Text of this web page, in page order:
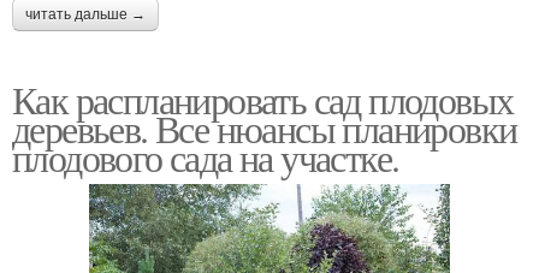
читать дальше →
Как распланировать сад плодовых
деревьев. Все нюансы планировки
плодового сада на участке.